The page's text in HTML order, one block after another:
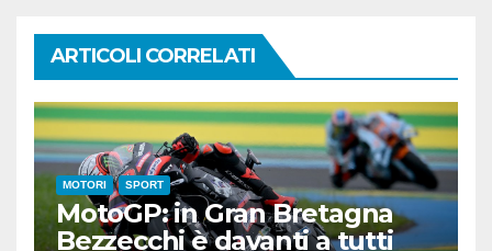
ARTICOLI CORRELATI
MOTORI SPORT
MotoGP: in Gran Bretagna
Bezzecchi è davanti a tutti